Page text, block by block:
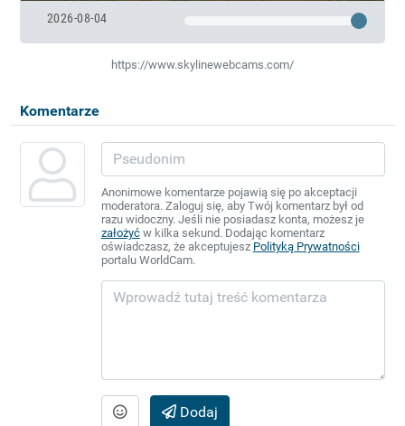
2026-08-04
https://www.skylinewebcams.com/
Komentarze
Anonimowe komentarze pojawią się po akceptacji
moderatora. Zaloguj się, aby Twój komentarz był od
razu widoczny. Jeśli nie posiadasz konta, możesz je
założyćw kilka sekund. Dodając komentarz
oświadczasz, że akceptujesz Polityką Prywatności
portalu WorldCam.
Dodaj